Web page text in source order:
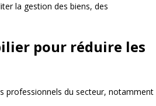
la gestion des biens, des
pour réduire les
professionnels du secteur, notamment